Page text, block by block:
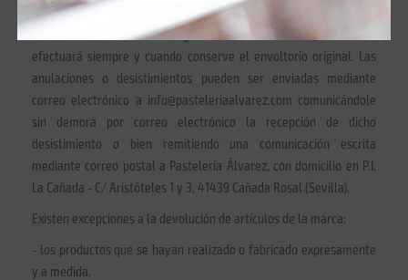
naturales desde que recibió el producto, para ejercer su derecho
de devolución, sin motivo alguno. La devolución del producto se
efectuará siempre y cuando conserve el envoltorio original. Las
anulaciones o desistimientos pueden ser enviadas mediante
correo electrónico a info@pasteleriaalvarez.com comunicándole
sin demora por correo electrónico la recepción de dicho
desistimiento o bien remitiendo una comunicación escrita
mediante correo postal a Pastelería Álvarez, con domicilio en P.I.
La Cañada - C/ Aristóteles 1 y 3, 41439 Cañada Rosal (Sevilla).
Existen excepciones a la devolución de artículos de la marca:
- los productos que se hayan realizado o fabricado expresamente
y a medida.